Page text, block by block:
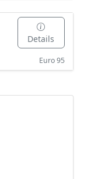
Details
Euro 95